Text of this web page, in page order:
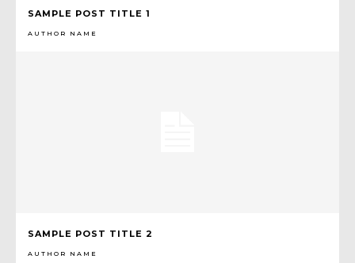
SAMPLE POST TITLE 1
AUTHOR NAME
SAMPLE POST TITLE 2
AUTHOR NAME